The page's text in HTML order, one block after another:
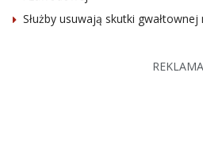
Służby usuwają skutki gwałtownej
REKLAMA